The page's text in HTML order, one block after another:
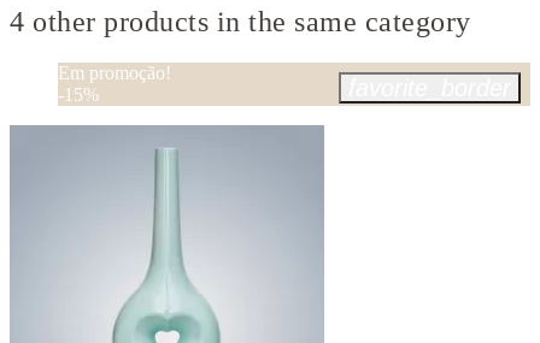
4 other products in the same category
Em promoção!
-15%